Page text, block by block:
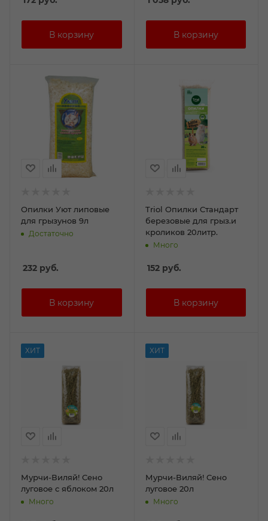
Опилки Уют липовые
для грызунов 9л
Достаточно
232 руб.
Triol Опилки Стандарт
березовые для грыз.и
кроликов 20литр.
Много
152руб.
ХИТ
Мурчи-Виляй! Сено
луговое с яблоком 20л
Много
ХИТ
Мурчи-Виляй! Сено
луговое 20л
Много